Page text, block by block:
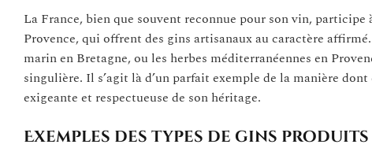
La France, bien que souvent reconnue pour son vin,
Provence, qui offrent des gins artisanaux au caractère
marin en Bretagne, ou les herbes méditerranéennes en
singulière. Il s’agit là d’un parfait exemple de la manière
exigeante et respectueuse de son héritage.
Exemples des types de gins